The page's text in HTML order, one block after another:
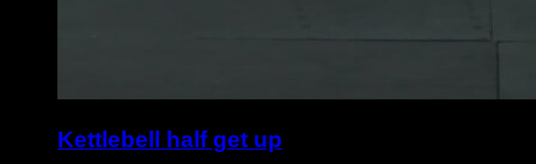
Kettlebell half get up